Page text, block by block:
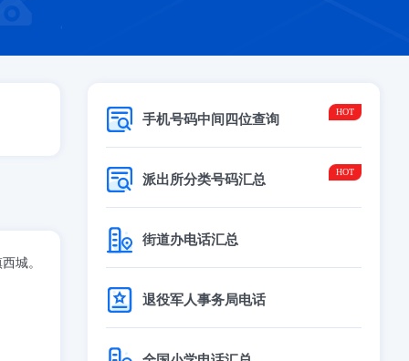
城。
手机号码中间四位查询
派出所分类号码汇总
街道办电话汇总
退役军人事务局电话